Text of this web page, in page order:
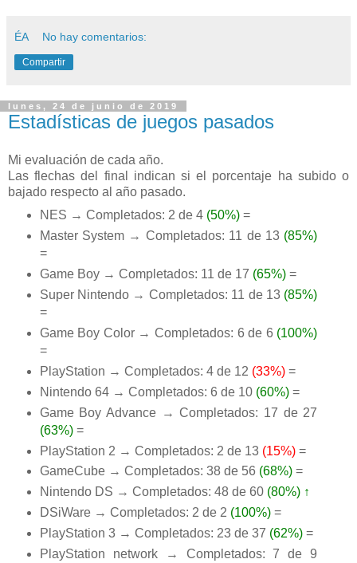
ÉA No hay comentarios:
Compartir
lunes, 24 de junio de 2019
Estadísticas de juegos pasados
Mi evaluación de cada año.
Las flechas del final indican si el porcentaje ha subido o
bajado respecto al año pasado.
NES → Completados: 2 de 4 (50%)=
Master System → Completados: 11 de 13 (85%)
=
Game Boy → Completados: 11 de 17 (65%)=
Super Nintendo → Completados: 11 de 13 (85%)
=
Game Boy Color → Completados: 6 de 6 (100%)
=
PlayStation → Completados: 4 de 12 (33%)=
Nintendo 64 → Completados: 6 de 10 (60%)=
Game Boy Advance → Completados: 17 de 27
(63%)=
PlayStation 2 → Completados: 2 de 13 (15%)=
GameCube → Completados: 38 de 56 (68%)=
Nintendo DS → Completados: 48 de 60 (80%) ↑
DSiWare → Completados: 2 de 2 (100%)=
PlayStation 3 → Completados: 23 de 37 (62%)=
PlayStation network → Completados: 7 de 9